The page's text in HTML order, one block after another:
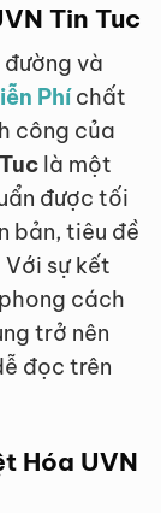
Tin Tuc
và
Phíchất
công của
là một
được tối
bản, tiêu đề
sự kết
cách
trở nên
đọc trên
Hóa UVN